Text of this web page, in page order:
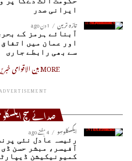
ایرانی صدر
تازہ ترین 1 دن ago
آبنائے ہرمز کے
اور عمان میں
سے بھی رابطے جاری
MORE بین الاقوامی خبریں
صدائے سچ
ایکسکلوسِو 4 ہفتے ago
رئیسہ عادل نئی
آفیسر، مبشر حسن
کمیونیکیشن